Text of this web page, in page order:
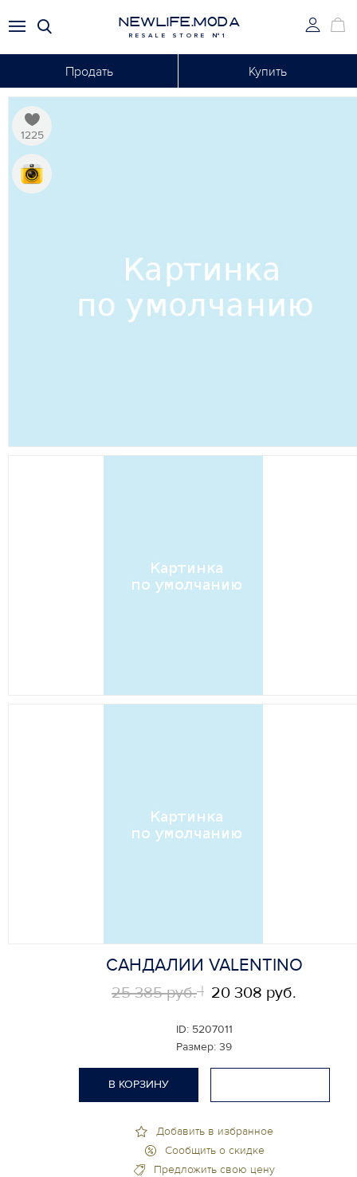
NEWLIFE.MODA
RESALE STORE №1
Продать Купить
1225
САНДАЛИИ VALENTINO
ID: 5207011
Размер: 39
25 385 руб. 20 308 руб.
Добавить в избранное
Сообщить о скидке
Предложить свою цену
В КОРЗИНУ